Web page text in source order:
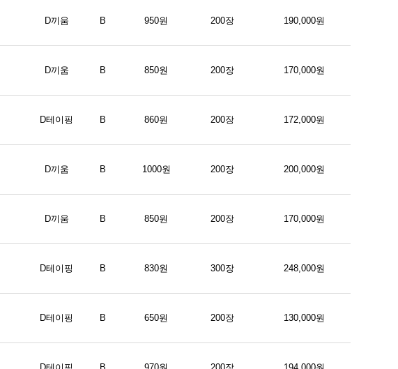
D끼움 B 950원 200장 190,000원
D끼움 B 850원 200장 170,000원
D테이핑 B 860원 200장 172,000원
D끼움 B 1000원 200장 200,000원
D끼움 B 850원 200장 170,000원
D테이핑 B 830원 300장 248,000원
D테이핑 B 650원 200장 130,000원